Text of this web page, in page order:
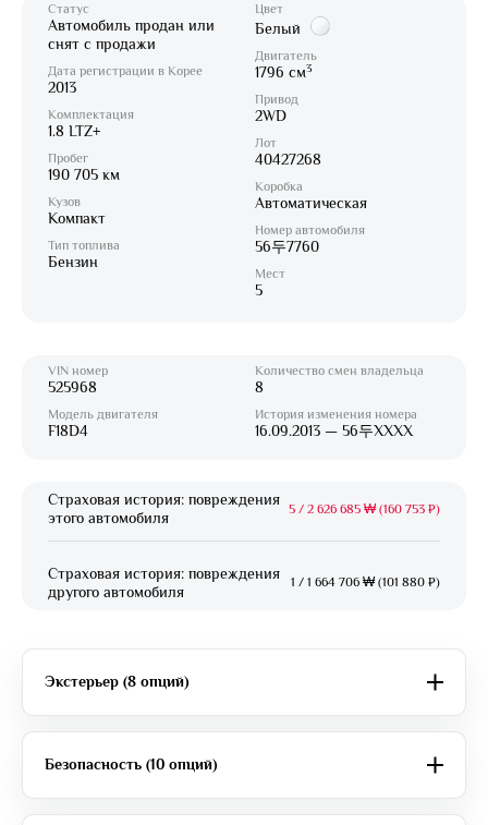
Статус
Автомобиль продан или
снят с продажи
Дата регистрации в Корее
2013
Комплектация
1.8 LTZ+
Пробег
190 705 км
Кузов
Компакт
Тип топлива
Бензин
Цвет
Белый
Двигатель
1796 см3
Привод
2WD
Лот
40427268
Коробка
Автоматическая
Номер автомобиля
56두7760
Мест
5
VIN номер
525968
Модель двигателя
F18D4
Количество смен владельца
8
История изменения номера
16.09.2013 — 56두XXXX
Страховая история: повреждения
этого автомобиля
5 / 2 626 685 ₩ (160 753 ₽)
Страховая история: повреждения
другого автомобиля
1 / 1 664 706 ₩ (101 880 ₽)
Экстерьер (8 опций)
Безопасность (10 опций)